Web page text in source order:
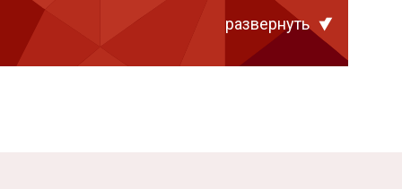
развернуть